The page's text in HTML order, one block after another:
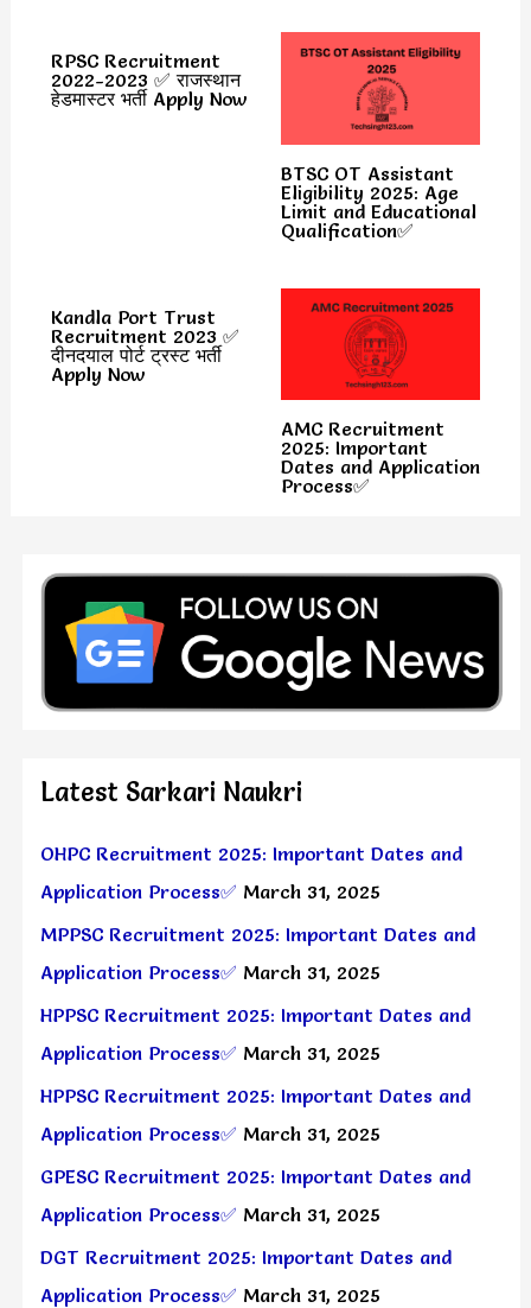
RPSC Recruitment
2022-2023 ✅ राजस्थान
हेडमास्टर भर्ती Apply Now
BTSC OT Assistant
Eligibility 2025: Age
Limit and Educational
Qualification✅
Kandla Port Trust
Recruitment 2023 ✅
दीनदयाल पोर्ट ट्रस्ट भर्ती
Apply Now
AMC Recruitment
2025: Important
Dates and Application
Process✅
Latest Sarkari Naukri
OHPC Recruitment 2025: Important Dates and
Application Process✅ March 31, 2025
MPPSC Recruitment 2025: Important Dates and
Application Process✅ March 31, 2025
HPPSC Recruitment 2025: Important Dates and
Application Process✅ March 31, 2025
HPPSC Recruitment 2025: Important Dates and
Application Process✅ March 31, 2025
GPESC Recruitment 2025: Important Dates and
Application Process✅ March 31, 2025
DGT Recruitment 2025: Important Dates and
Application Process✅ March 31, 2025